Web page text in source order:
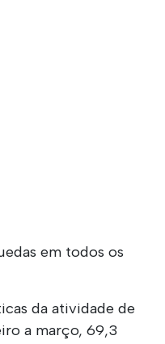
em todos os
da atividade de
a março, 69,3